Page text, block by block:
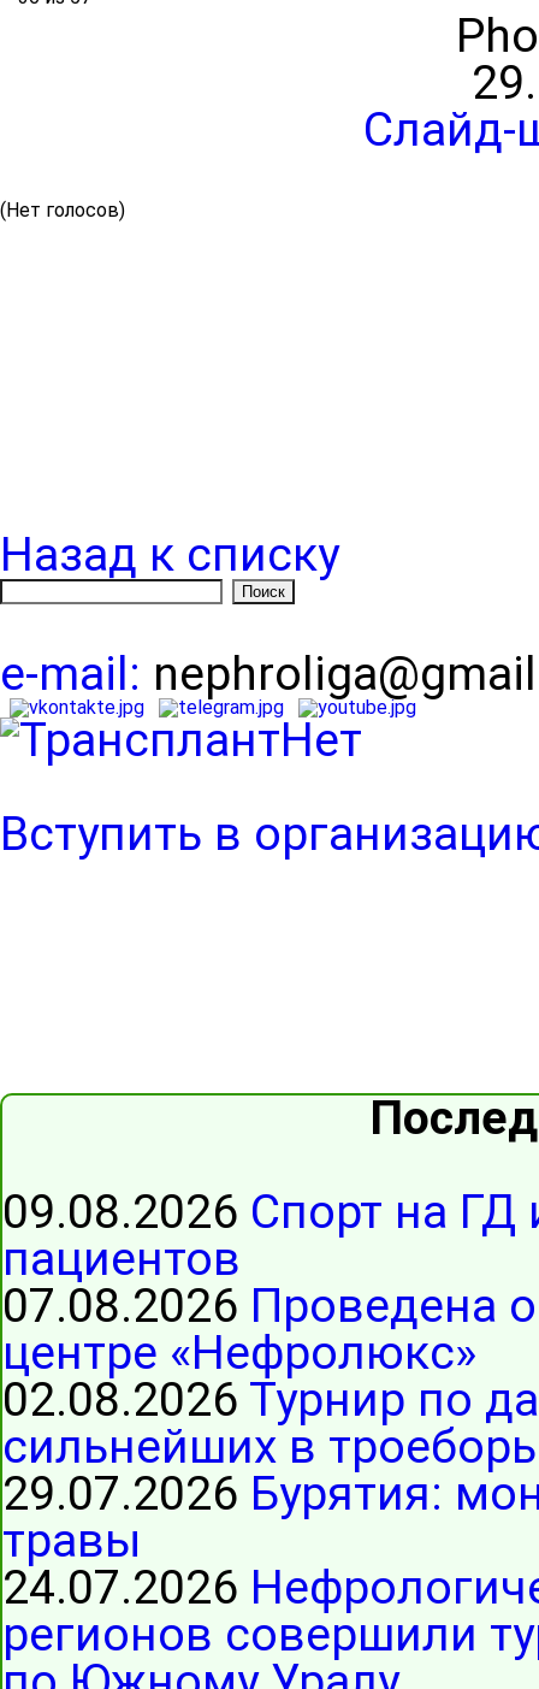
Слайд-
(Нет голосов)
Назад к списку
e-mail:
Вступить в
09.08.2026 Спорт на ГД
пациентов
07.08.2026 Проведена
центре «Нефролюкс»
02.08.2026 Турнир по
сильнейших в
29.07.2026 Бурятия:
травы
24.07.2026
регионов совершили